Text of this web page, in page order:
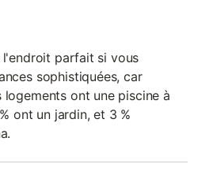
parfait si vous
sophistiquées, car
logements ont une piscine à
ont un jardin, et 3 %